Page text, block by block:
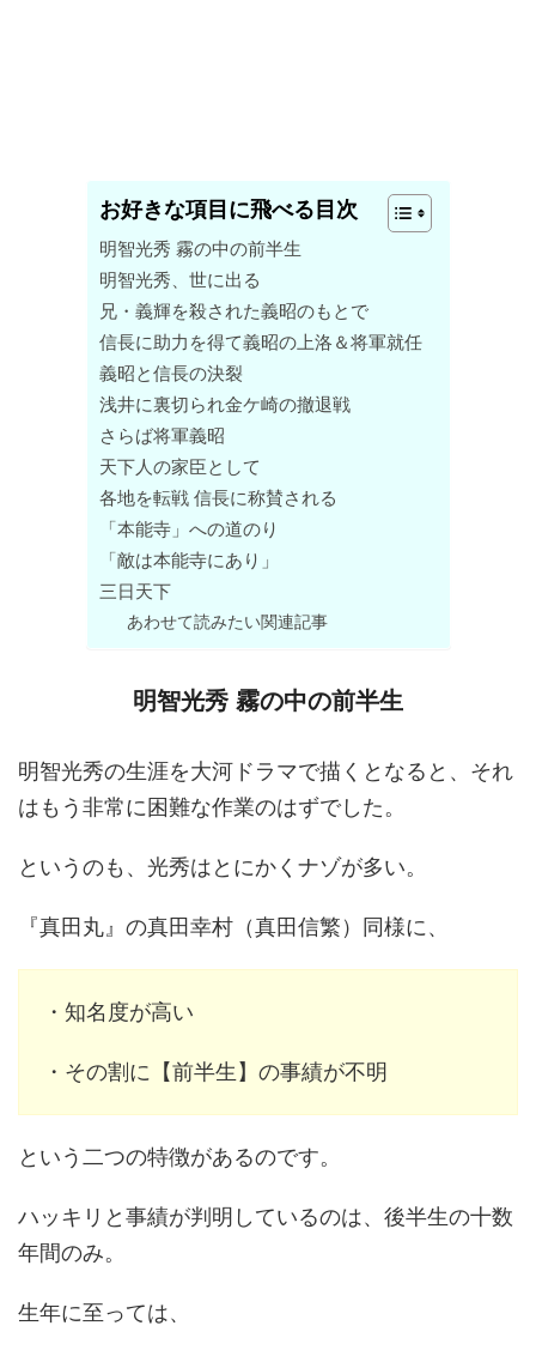
お好きな項目に飛べる目次
明智光秀 霧の中の前半生
明智光秀、世に出る
兄・義輝を殺された義昭のもとで
信長に助力を得て義昭の上洛＆将軍就任
義昭と信長の決裂
浅井に裏切られ金ケ崎の撤退戦
さらば将軍義昭
天下人の家臣として
各地を転戦 信長に称賛される
「本能寺」への道のり
「敵は本能寺にあり」
三日天下
あわせて読みたい関連記事
明智光秀 霧の中の前半生
明智光秀の生涯を大河ドラマで描くとなると、それ
はもう非常に困難な作業のはずでした。
というのも、光秀はとにかくナゾが多い。
『真田丸』の真田幸村（真田信繁）同様に、
・知名度が高い
・その割に【前半生】の事績が不明
という二つの特徴があるのです。
ハッキリと事績が判明しているのは、後半生の十数
年間のみ。
生年に至っては、